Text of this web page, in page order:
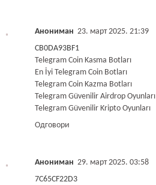
Анониман 23. март 2025. 21:39
CB0DA93BF1
Telegram Coin Kasma Botları
En İyi Telegram Coin Botları
Telegram Coin Kazma Botları
Telegram Güvenilir Airdrop Oyunları
Telegram Güvenilir Kripto Oyunları
Одговори
Анониман 29. март 2025. 03:58
7C65CF22D3